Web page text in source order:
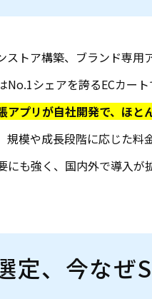
ストア構築、ブランド専用
シェアを誇るECカー
アプリが自社開発で、ほと
規模や成長段階に応じた料
も強く、国内外で導入が
定、今なぜ